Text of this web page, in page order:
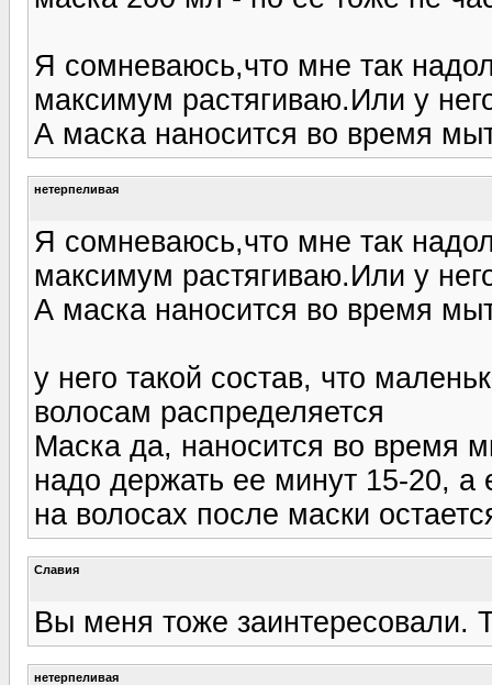
Я сомневаюсь,что мне так
максимум растягиваю.Или у
А маска наносится во время
нетерпеливая
Я сомневаюсь,что мне так
максимум растягиваю.Или у
А маска наносится во время
у него такой состав, что
волосам распределяется
Маска да, наносится во время
надо держать ее минут 15-20, а
на волосах после маски
Славия
Вы меня тоже заинтересовали.
нетерпеливая